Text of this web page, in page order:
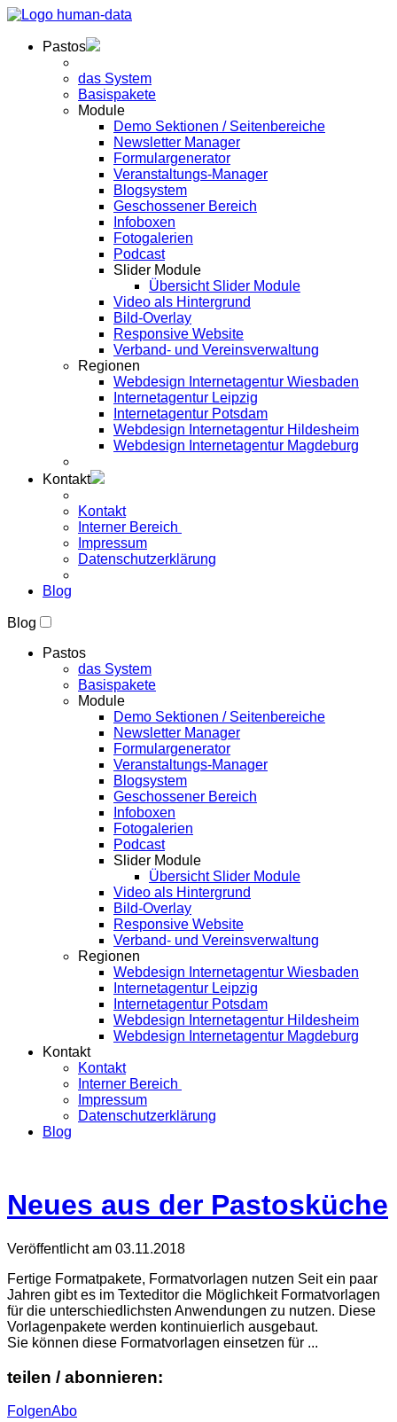
Pastos
das System
Basispakete
Module
Demo Sektionen / Seitenbereiche
Newsletter Manager
Formulargenerator
Veranstaltungs-Manager
Blogsystem
Geschossener Bereich
Infoboxen
Fotogalerien
Podcast
Slider Module
Übersicht Slider Module
Video als Hintergrund
Bild-Overlay
Responsive Website
Verband- und Vereinsverwaltung
Regionen
Webdesign Internetagentur Wiesbaden
Internetagentur Leipzig
Internetagentur Potsdam
Webdesign Internetagentur Hildesheim
Webdesign Internetagentur Magdeburg
Kontakt
Kontakt
Interner Bereich
Impressum
Datenschutzerklärung
Blog
Blog
Pastos
das System
Basispakete
Module
Demo Sektionen / Seitenbereiche
Newsletter Manager
Formulargenerator
Veranstaltungs-Manager
Blogsystem
Geschossener Bereich
Infoboxen
Fotogalerien
Podcast
Slider Module
Übersicht Slider Module
Video als Hintergrund
Bild-Overlay
Responsive Website
Verband- und Vereinsverwaltung
Regionen
Webdesign Internetagentur Wiesbaden
Internetagentur Leipzig
Internetagentur Potsdam
Webdesign Internetagentur Hildesheim
Webdesign Internetagentur Magdeburg
Kontakt
Kontakt
Interner Bereich
Impressum
Datenschutzerklärung
Blog
Neues aus der Pastosküche
Veröffentlicht am 03.11.2018
Fertige Formatpakete, Formatvorlagen nutzen Seit ein paar
Jahren gibt es im Texteditor die Möglichkeit Formatvorlagen
für die unterschiedlichsten Anwendungen zu nutzen. Diese
Vorlagenpakete werden kontinuierlich ausgebaut.
Sie können diese Formatvorlagen einsetzen für ...
teilen / abonnieren:
FolgenAbo